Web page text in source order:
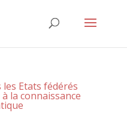
Etats fédérés
la connaissance